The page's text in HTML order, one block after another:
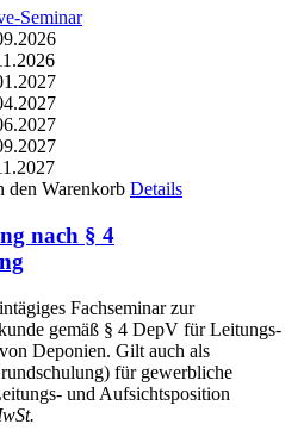
Seminar
den Warenkorb Details
nach § 4
Fachseminar zur
gemäß § 4 DepV für Leitungs-
Deponien. Gilt auch als
für gewerbliche
und Aufsichtsposition